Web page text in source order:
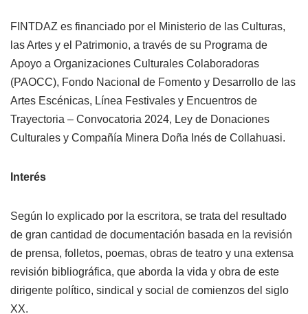
FINTDAZ es financiado por el Ministerio de las Culturas,
las Artes y el Patrimonio, a través de su Programa de
Apoyo a Organizaciones Culturales Colaboradoras
(PAOCC), Fondo Nacional de Fomento y Desarrollo de las
Artes Escénicas, Línea Festivales y Encuentros de
Trayectoria – Convocatoria 2024, Ley de Donaciones
Culturales y Compañía Minera Doña Inés de Collahuasi.
Interés
Según lo explicado por la escritora, se trata del resultado
de gran cantidad de documentación basada en la revisión
de prensa, folletos, poemas, obras de teatro y una extensa
revisión bibliográfica, que aborda la vida y obra de este
dirigente político, sindical y social de comienzos del siglo
XX.